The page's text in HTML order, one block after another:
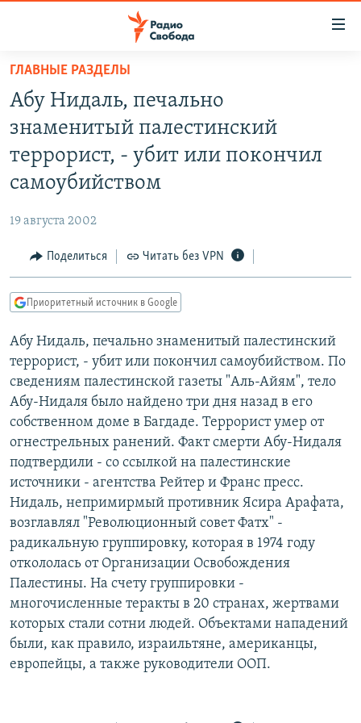
упрощенного
доступа
основному
содержанию
Вернутся
навигации
Вернутся
ПРОГРАММЫ
ПОДКАСТЫ
АВТОРСКИЕ ПРОЕКТЫ
ЦИТАТЫ СВОБОДЫ
КУЛЬТУРА
IDEL.РЕАЛИИ
КАВКАЗ.РЕАЛИИ
СИБИРЬ.РЕАЛИИ
РАСПИСАНИЕ ВЕЩАНИЯ
ПОДПИШИТЕСЬ НА РАССЫЛКУ
СОЦИАЛЬНЫЕ СЕТИ
Все сайты РСЕ/РС
ГЛАВНЫЕ РАЗДЕЛЫ
Абу Нидаль, печально
знаменитый палестинский
террорист, - убит или покончил
самоубийством
19 августа 2002
Поделиться Читать без VPN
Приоритетный источник в Google
Абу Нидаль, печально знаменитый палестинский
террорист, - убит или покончил самоубийством. По
сведениям палестинской газеты "Аль-Айям", тело
Абу-Нидаля было найдено три дня назад в его
собственном доме в Багдаде. Террорист умер от
огнестрельных ранений. Факт смерти Абу-Нидаля
подтвердили - со ссылкой на палестинские
источники - агентства Рейтер и Франс пресс.
Нидаль, непримирмый противник Ясира Арафата,
возглавлял "Революционный совет Фатх" -
радикальную группировку, которая в 1974 году
откололась от Организации Освобождения
Палестины. На счету группировки -
многочисленные теракты в 20 странах, жертвами
которых стали сотни людей. Объектами нападений
были, как правило, израильтяне, американцы,
европейцы, а также руководители ООП.